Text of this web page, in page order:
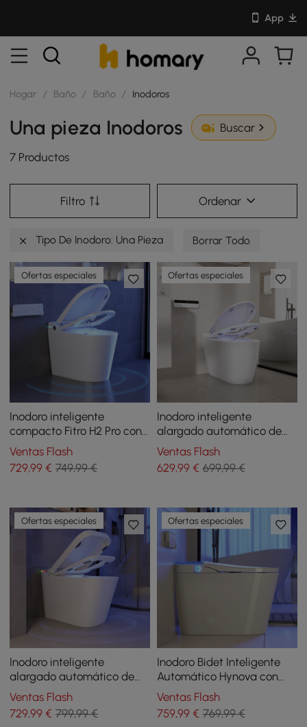
App
Hogar / Baño / Baño / Inodoros
Una pieza Inodoros Buscar
7 Productos
Filtro Ordenar
Tipo De Inodoro: Una Pieza Borrar Todo
Ofertas especiales
Inodoro inteligente
compacto Fitro H2 Pro con
tapa de apertura/cierre
automático y tanque
incorporado
Ventas Flash
729,99 € 749,99 €
Ofertas especiales
Inodoro inteligente
alargado automático de
una sola pieza con tanque
incorporado y salida
horizontal
Ventas Flash
629,99€ 699,99 €
Ofertas especiales
Inodoro inteligente
alargado automático de
una sola pieza con tanque
incorporado y
aromaterapia
Ventas Flash
729,99 € 799,99 €
Ofertas especiales
Inodoro Bidet Inteligente
Automático Hynova con
Tanque Integrado y Altura
de Asiento Confortable
Ventas Flash
759,99€ 769,99 €